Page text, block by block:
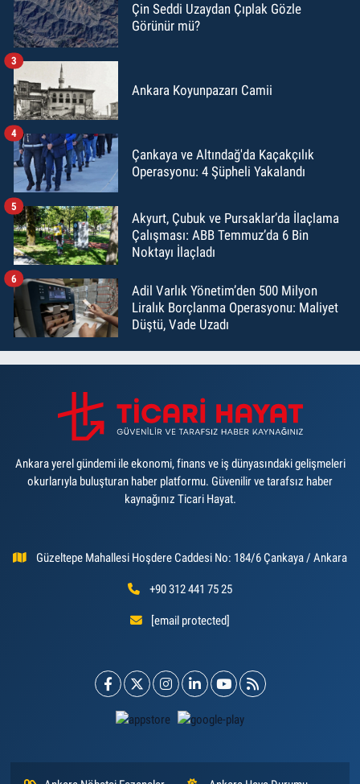
Çin Seddi Uzaydan Çıplak Gözle
Görünür mü?
Ankara Koyunpazarı Camii
3
Çankaya ve Altındağ'da Kaçakçılık
Operasyonu: 4 Şüpheli Yakalandı
4
Akyurt, Çubuk ve Pursaklar’da İlaçlama
Çalışması: ABB Temmuz’da 6 Bin
Noktayı İlaçladı
5
Adil Varlık Yönetim’den 500 Milyon
Liralık Borçlanma Operasyonu: Maliyet
Düştü, Vade Uzadı
6
Ankara yerel gündemi ile ekonomi, finans ve iş dünyasındaki gelişmeleri
okurlarıyla buluşturan haber platformu. Güvenilir ve tarafsız haber
kaynağınız Ticari Hayat.
Güzeltepe Mahallesi Hoşdere Caddesi No: 184/6 Çankaya / Ankara
+90 312 441 75 25
[email protected]